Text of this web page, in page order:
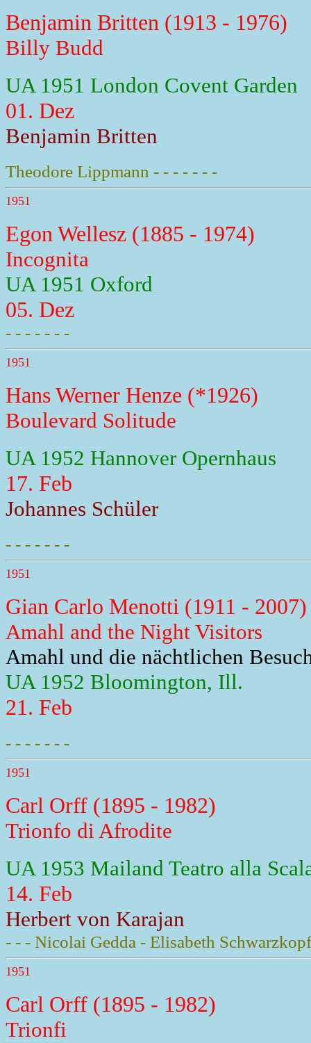
Benjamin Britten (1913 - 1976)
Billy Budd
UA 1951 London Covent Garden
01. Dez
Benjamin Britten
Theodore Lippmann - - - - - - -
1951
Egon Wellesz (1885 - 1974)
Incognita
UA 1951 Oxford
05. Dez
- - - - - - -
1951
Hans Werner Henze (*1926)
Boulevard Solitude
UA 1952 Hannover Opernhaus
17. Feb
Johannes Schüler
- - - - - - -
1951
Gian Carlo Menotti (1911 - 2007)
Amahl and the Night Visitors
Amahl und die nächtlichen
UA 1952 Bloomington, Ill.
21. Feb
- - - - - - -
1951
Carl Orff (1895 - 1982)
Trionfo di Afrodite
UA 1953 Mailand Teatro alla
14. Feb
Herbert von Karajan
- - - Nicolai Gedda - Elisabeth
1951
Carl Orff (1895 - 1982)
Trionfi